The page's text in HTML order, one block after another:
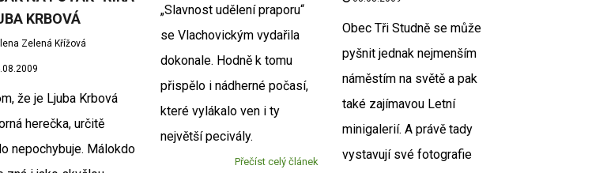
KRBOVÁ
Zelená Křížová
že je Ljuba Krbová
herečka, určitě
nepochybuje. Málokdo
„Slavnost udělení praporu“
se Vlachovickým vydařila
dokonale. Hodně k tomu
přispělo i nádherné počasí,
které vylákalo ven i ty
největší pecivály.
Přečíst celý článek
Obec Tři Studně se může
pyšnit jednak nejmenším
náměstím na světě a pak
také zajímavou Letní
minigalerií. A právě tady
vystavují své fotografie